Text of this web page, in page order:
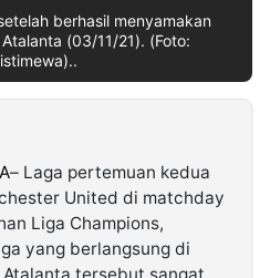
berhasil menyamakan
(03/11/21). (Foto:
– Laga pertemuan kedua
United di matchday
Liga Champions,
yang berlangsung di